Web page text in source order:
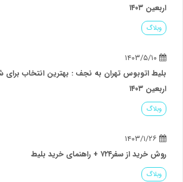
اربعین ۱۴۰۳
وبلاگ
بلیط اتوبوس تهران به نجف : بهترین انتخاب برای
اربعین ۱۴۰۳
وبلاگ
روش خرید از سفر۷۲۴ + راهنمای خرید بلیط
وبلاگ